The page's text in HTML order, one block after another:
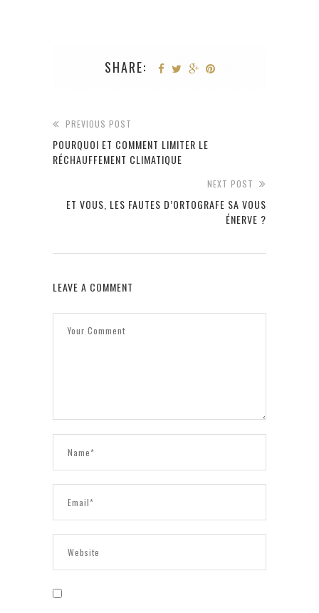
SHARE:
PREVIOUS POST
POURQUOI ET COMMENT LIMITER LE
RÉCHAUFFEMENT CLIMATIQUE
NEXT POST
ET VOUS, LES FAUTES D’ORTOGRAFE SA VOUS
ÉNERVE ?
LEAVE A COMMENT